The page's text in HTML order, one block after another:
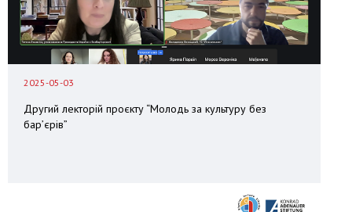
2025-05-03
Другий лекторій проєкту “Молодь за культуру без
бар’єрів”